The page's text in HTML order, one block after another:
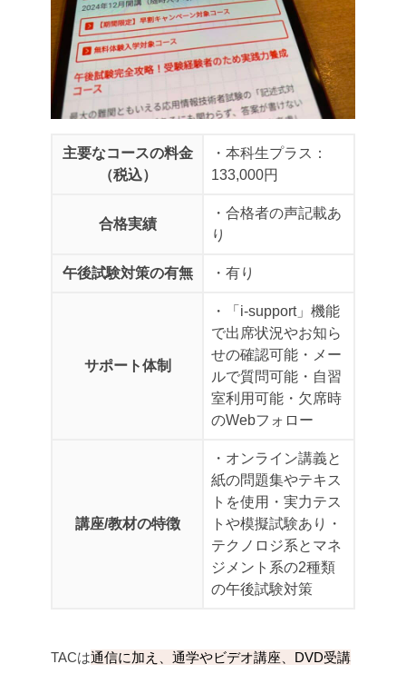
主要なコースの料金
（税込）
・本科生プラス：
133,000円
合格実績
・合格者の声記載あ
り
午後試験対策の有無 ・有り
サポート体制
・「i-support」機能
で出席状況やお知ら
せの確認可能 ・メー
ルで質問可能 ・自習
室利用可能 ・欠席時
のWebフォロー
講座/教材の特徴
・オンライン講義と
紙の問題集やテキス
トを使用 ・実力テス
トや模擬試験あり
・
テクノロジ系とマネ
ジメント系の2種類
の午後試験対策
TACは通信に加え、通学やビデオ講座、DVD受講